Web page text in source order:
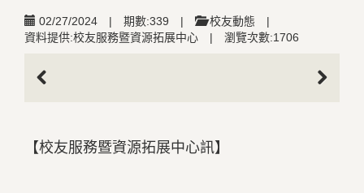
02/27/2024 | 期數:339 | 校友動態
|
資料提供:校友服務暨資源拓展中心
| 瀏覽次數:1706
【校友服務暨資源拓展中心訊】